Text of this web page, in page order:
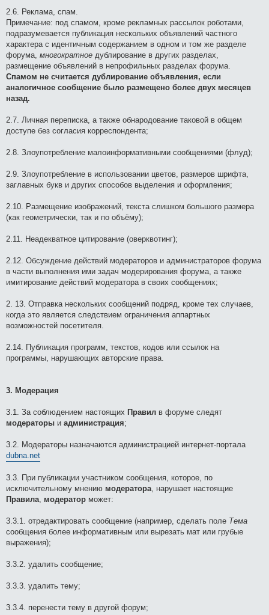
2.6. Реклама, спам.
Примечание: под спамом, кроме рекламных рассылок роботами,
подразумевается публикация нескольких объявлений частного
характера с идентичным содержанием в одном и том же разделе
форума, многократное дублирование в других разделах,
размещение объявлений в непрофильных разделах форума.
Спамом не считается дублирование объявления, если
аналогичное сообщение было размещено более двух месяцев
назад.
2.7. Личная переписка, а также обнародование таковой в общем
доступе без согласия корреспондента;
2.8. Злоупотребление малоинформативными сообщениями (флуд);
2.9. Злоупотребление в использовании цветов, размеров шрифта,
заглавных букв и других способов выделения и оформления;
2.10. Размещение изображений, текста слишком большого размера
(как геометрически, так и по объёму);
2.11. Неадекватное цитирование (оверквотинг);
2.12. Обсуждение действий модераторов и администраторов форума
в части выполнения ими задач модерирования форума, а также
имитирование действий модератора в своих сообщениях;
2. 13. Отправка нескольких сообщений подряд, кроме тех случаев,
когда это является следствием ограничения аппартных
возможностей посетителя.
2.14. Публикация программ, текстов, кодов или ссылок на
программы, нарушающих авторские права.
3. Модерация
3.1. За соблюдением настоящих Правил в форуме следят
модераторы и администрация;
3.2. Модераторы назначаются администрацией интернет-портала
dubna.net
3.3. При публикации участником сообщения, которое, по
исключительному мнению модератора , нарушает настоящие
Правила модератор может:
3.3.1. отредактировать сообщение (например, cделать поле Тема
сообщения более информативным или вырезать мат или грубые
выражения);
3.3.2. удалить сообщение;
3.3.3. удалить тему;
3.3.4. перенести тему в другой форум;